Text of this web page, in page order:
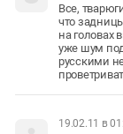
Все,
что
на головах
уже шум
русскими
19.02.11 в